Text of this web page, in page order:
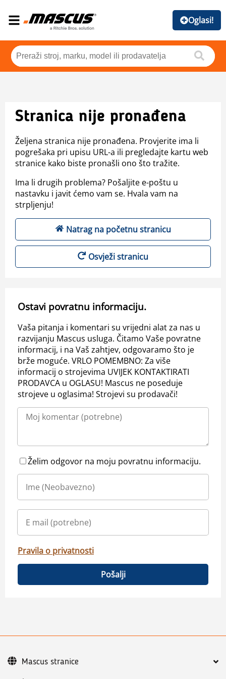
Oglasi!
Stranica nije pronađena
Željena stranica nije pronađena. Provjerite ima li
pogrešaka pri upisu URL-a ili pregledajte kartu web
stranice kako biste pronašli ono što tražite.
Ima li drugih problema? Pošaljite e-poštu u
nastavku i javit ćemo vam se. Hvala vam na
strpljenju!
Natrag na početnu stranicu
Osvježi stranicu
Ostavi povratnu informaciju.
Vaša pitanja i komentari su vrijedni alat za nas u
razvijanju Mascus usluga. Čitamo Vaše povratne
informacij, i na Vaš zahtjev, odgovaramo što je
brže moguće. VRLO POMEMBNO: Za više
informacij o strojevima UVIJEK KONTAKTIRATI
PRODAVCA u OGLASU! Mascus ne poseduje
strojeve u oglasima! Strojevi su prodavači!
Želim odgovor na moju povratnu informaciju.
Pravila o privatnosti
Pošalji
Mascus stranice